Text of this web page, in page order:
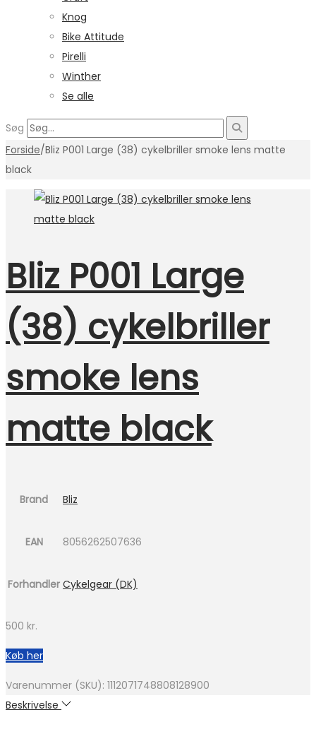
Knog
Bike Attitude
Pirelli
Winther
Se alle
Søg
Forside/Bliz P001 Large (38) cykelbriller smoke lens matte
black
Bliz P001 Large
(38) cykelbriller
smoke lens
matte black
Brand Bliz
EAN 8056262507636
Forhandler Cykelgear (DK)
500 kr.
Køb her
Varenummer (SKU): 1112071748808128900
Beskrivelse